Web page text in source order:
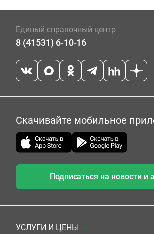
Единый справочный центр
8 (41531) 6-10-16
Скачивайте мобильное
Подписаться на новости и
УСЛУГИ И ЦЕНЫ